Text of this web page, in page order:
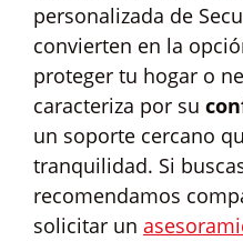
personalizada de
convierten en la
proteger tu hogar o
caracteriza por su
un soporte cercano
tranquilidad. Si
recomendamos
solicitar un